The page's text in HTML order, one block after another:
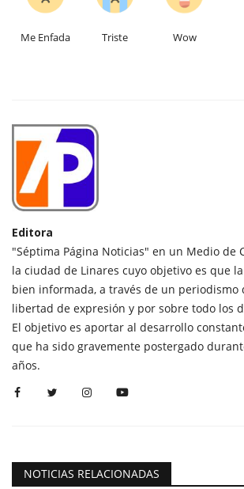
Me Enfada Triste Wow
Editora
"Séptima Página Noticias" en un Medio de
la ciudad de Linares cuyo objetivo es que
bien informada, a través de un periodismo
libertad de expresión y por sobre todo los
El objetivo es aportar al desarrollo
que ha sido gravemente postergado
años.
NOTICIAS RELACIONADAS